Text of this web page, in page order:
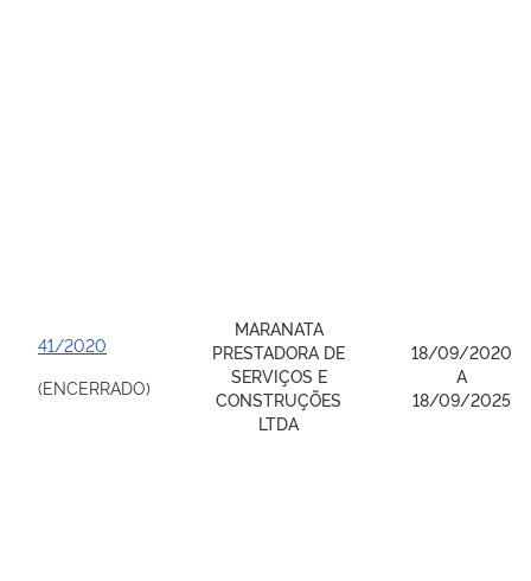
41/2020
(ENCERRADO)
MARANATA
PRESTADORA DE
SERVIÇOS E
CONSTRUÇÕES
LTDA
18/09/2020
A
18/09/2025